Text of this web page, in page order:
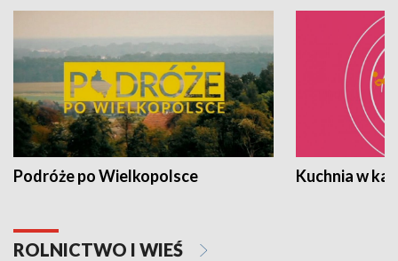
Podróże po Wielkopolsce Kuchnia w
ROLNICTWO I WIEŚ